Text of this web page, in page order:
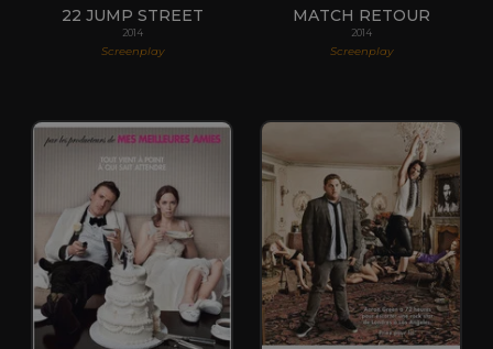
22 JUMP STREET
2014
Screenplay
MATCH RETOUR
2014
Screenplay